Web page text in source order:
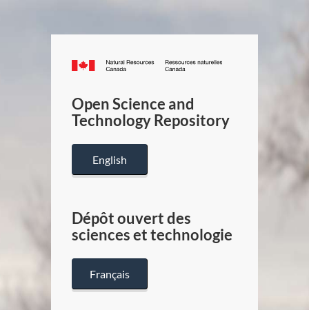
Canada.ca
/
Canada
Open Science and
Technology Repository
English
Dépôt ouvert des
sciences et technologie
Français